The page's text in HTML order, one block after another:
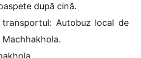
după cină.
transportul: Autobuz local de